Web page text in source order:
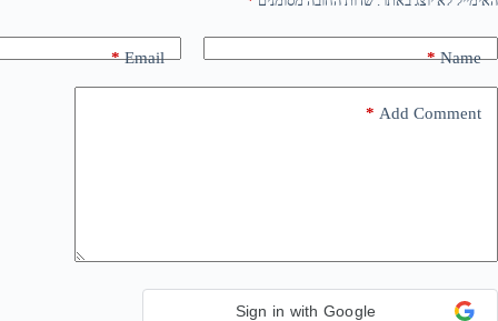
Name
*
Email
*
Add Comment
*
Sign in with Google